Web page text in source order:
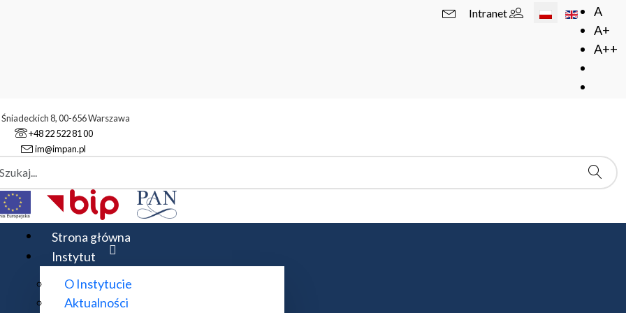
A
A+
A++
Wybierz swój język
Intranet
Śniadeckich 8, 00-656 Warszawa
+48 22 522 81 00
im@impan.pl
Strona główna
Instytut
O Instytucie
Aktualności
spotkanie - 15 grudnia 2008
2008